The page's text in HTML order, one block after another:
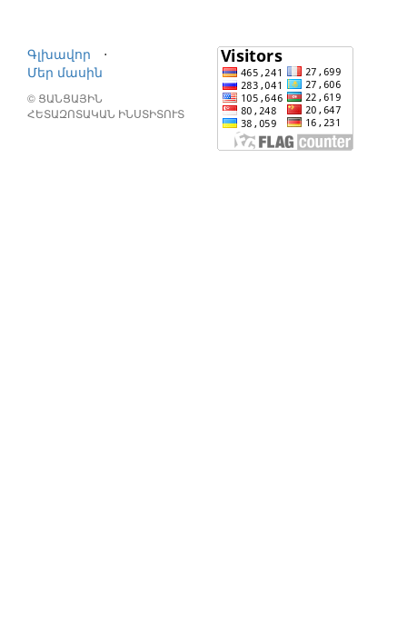
Գլխավոր
⋅
Մեր մասին
© ՑԱՆՑԱՅԻՆ
ՀԵՏԱԶՈՏԱԿԱՆ ԻՆՍՏԻՏՈՒՏ